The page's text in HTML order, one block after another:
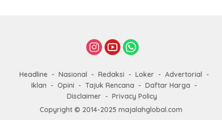
Headline Nasional Redaksi Loker
Advertorial
Iklan
Opini Tajuk Rencana
Daftar Harga
Disclaimer
Privacy Policy
Copyright © 2014-2025 majalahglobal.com